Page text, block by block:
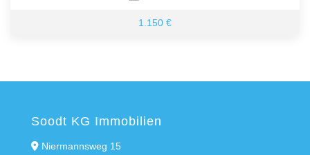
1.150 €
Soodt KG Immobilien
Niermannsweg 15